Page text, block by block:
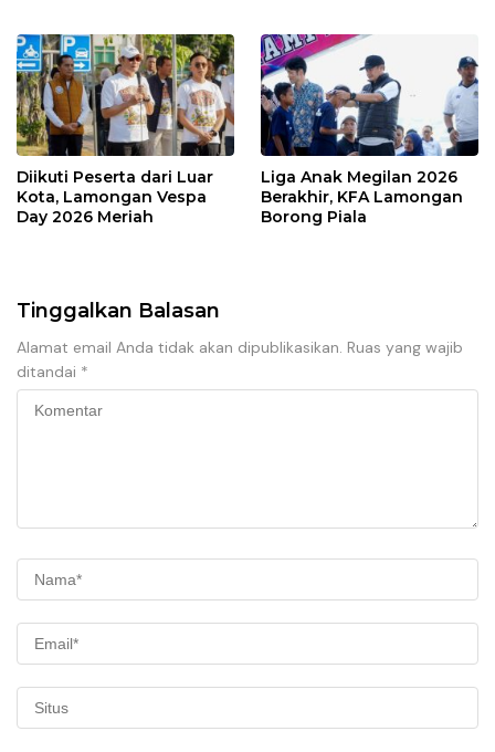
Diikuti Peserta dari Luar
Kota, Lamongan Vespa
Day 2026 Meriah
Liga Anak Megilan 2026
Berakhir, KFA Lamongan
Borong Piala
Tinggalkan Balasan
Alamat email Anda tidak akan dipublikasikan. Ruas yang wajib
ditandai *